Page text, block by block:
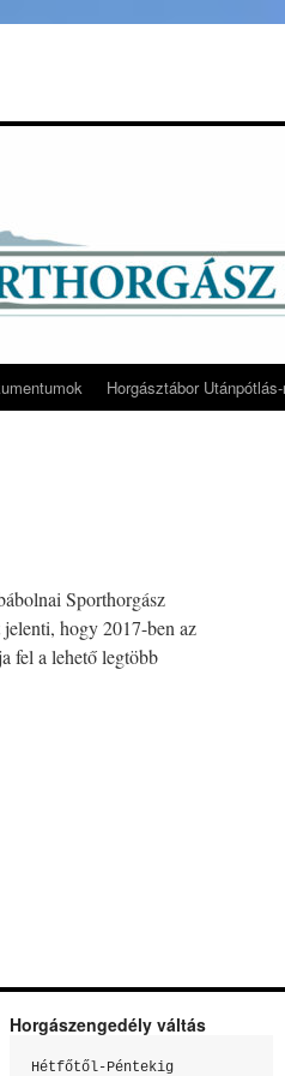
Horgásztábor
Sporthorgász
jelenti, hogy 2017-ben az
fel a lehető legtöbb
Horgászengedély váltás
Hétfőtől-Péntekig